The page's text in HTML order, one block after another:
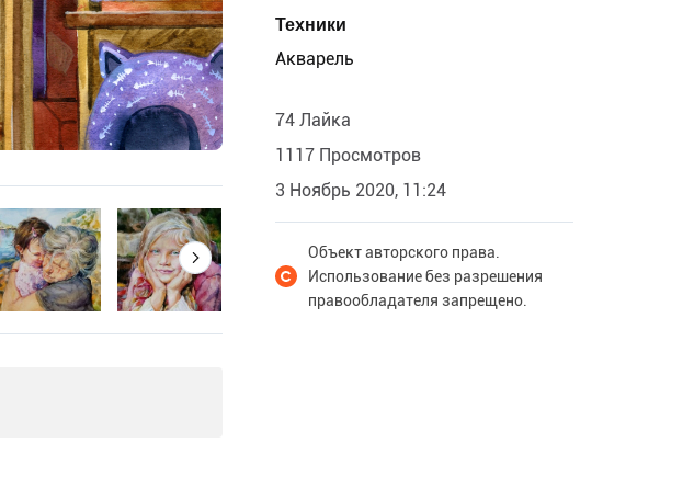
Техники
Акварель
74 Лайка
1117 Просмотров
3 Ноябрь 2020, 11:24
Объект авторского права.
Использование без разрешения
правообладателя запрещено.